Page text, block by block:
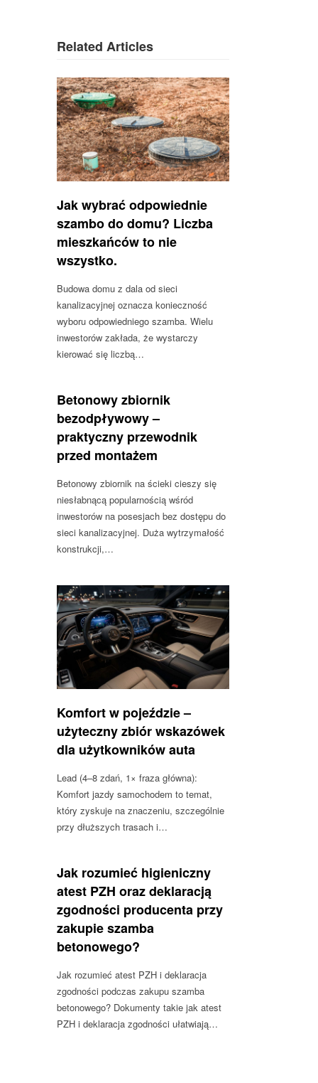
Related Articles
Jak wybrać odpowiednie
szambo do domu? Liczba
mieszkańców to nie
wszystko.
Budowa domu z dala od sieci
kanalizacyjnej oznacza konieczność
wyboru odpowiedniego szamba. Wielu
inwestorów zakłada, że wystarczy
kierować się liczbą…
Betonowy zbiornik
bezodpływowy –
praktyczny przewodnik
przed montażem
Betonowy zbiornik na ścieki cieszy się
niesłabnącą popularnością wśród
inwestorów na posesjach bez dostępu do
sieci kanalizacyjnej. Duża wytrzymałość
konstrukcji,…
Komfort w pojeździe –
użyteczny zbiór wskazówek
dla użytkowników auta
Lead (4–8 zdań, 1× fraza główna):
Komfort jazdy samochodem to temat,
który zyskuje na znaczeniu, szczególnie
przy dłuższych trasach i…
Jak rozumieć higieniczny
atest PZH oraz deklaracją
zgodności producenta przy
zakupie szamba
betonowego?
Jak rozumieć atest PZH i deklaracja
zgodności podczas zakupu szamba
betonowego? Dokumenty takie jak atest
PZH i deklaracja zgodności ułatwiają…